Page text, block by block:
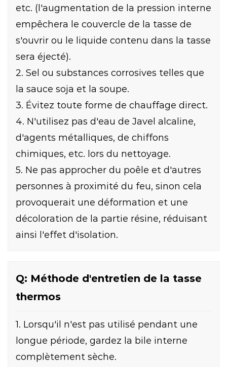
etc. (l'augmentation de la pression interne
empêchera le couvercle de la tasse de
s'ouvrir ou le liquide contenu dans la tasse
sera éjecté).
2. Sel ou substances corrosives telles que
la sauce soja et la soupe.
3. Évitez toute forme de chauffage direct.
4. N'utilisez pas d'eau de Javel alcaline,
d'agents métalliques, de chiffons
chimiques, etc. lors du nettoyage.
5. Ne pas approcher du poêle et d'autres
personnes à proximité du feu, sinon cela
provoquerait une déformation et une
décoloration de la partie résine, réduisant
ainsi l'effet d'isolation.
Q: Méthode d'entretien de la tasse
thermos
1. Lorsqu'il n'est pas utilisé pendant une
longue période, gardez la bile interne
complètement sèche.